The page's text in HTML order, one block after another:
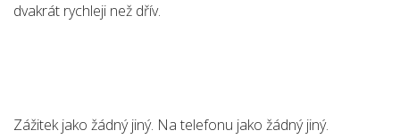
dvakrát rychleji než dřív.
Zážitek jako žádný jiný. Na telefonu jako žádný jiný.